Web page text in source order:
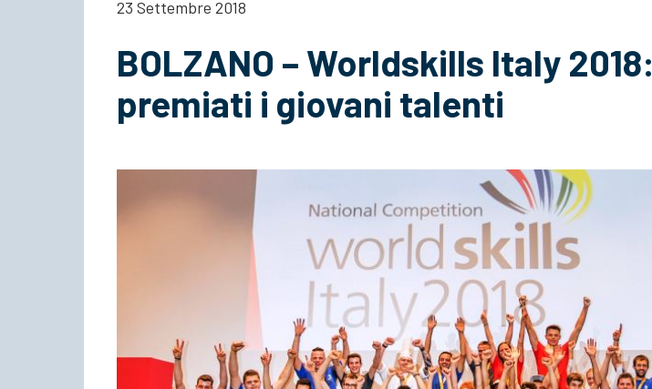
23 Settembre 2018
BOLZANO – Worldskills Italy 2018:
premiati i giovani talenti